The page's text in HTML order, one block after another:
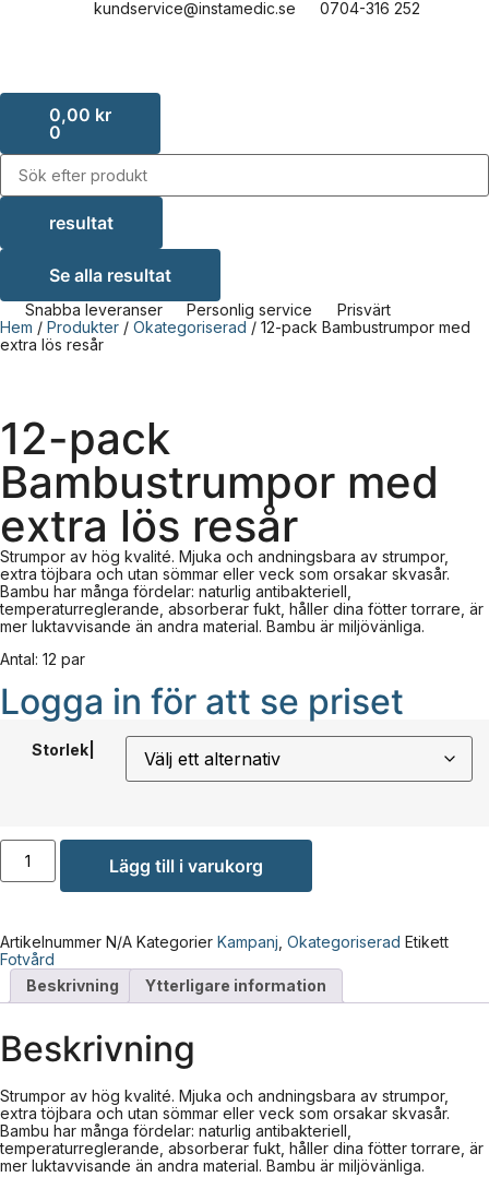
kundservice@instamedic.se 0704-316 252
0,00 kr
0
resultat
Se alla resultat
Snabba leveranser Personlig service
Prisvärt
Hem / Produkter / Okategoriserad / 12-pack Bambustrumpor med
extra lös resår
12-pack
Bambustrumpor med
extra lös resår
Strumpor av hög kvalité. Mjuka och andningsbara av strumpor,
extra töjbara och utan sömmar eller veck som orsakar skvasår.
Bambu har många fördelar: naturlig antibakteriell,
temperaturreglerande, absorberar fukt, håller dina fötter torrare, är
mer luktavvisande än andra material. Bambu är miljövänliga.
Antal: 12 par
Logga in för att se priset
Storlek|
Lägg till i varukorg
Artikelnummer N/A Kategorier Kampanj Okategoriserad Etikett
Fotvård
Beskrivning
Ytterligare information
Beskrivning
Strumpor av hög kvalité. Mjuka och andningsbara av strumpor,
extra töjbara och utan sömmar eller veck som orsakar skvasår.
Bambu har många fördelar: naturlig antibakteriell,
temperaturreglerande, absorberar fukt, håller dina fötter torrare, är
mer luktavvisande än andra material. Bambu är miljövänliga.